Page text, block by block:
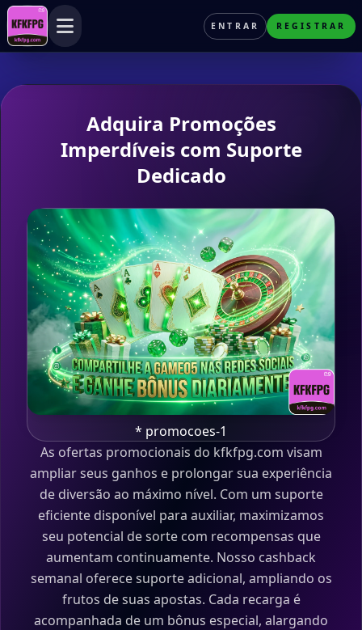
Menu ENTRAR REGISTRAR
Adquira Promoções
Imperdíveis com Suporte
Dedicado
* promocoes-1
As ofertas promocionais do kfkfpg.com visam
ampliar seus ganhos e prolongar sua experiência
de diversão ao máximo nível. Com um suporte
eficiente disponível para auxiliar, maximizamos
seu potencial de sorte com recompensas que
aumentam continuamente. Nosso cashback
semanal oferece suporte adicional, ampliando os
frutos de suas apostas. Cada recarga é
acompanhada de um bônus especial, alargando